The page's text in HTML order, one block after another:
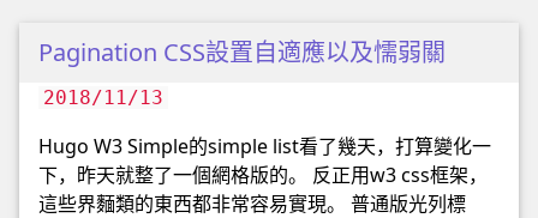
Pagination CSS設置自適應以及懦弱關
2018/11/13
Hugo W3 Simple的simple list看了幾天，打算變化一
下，昨天就整了一個網格版的。 反正用w3 css框架，
這些界麵類的東西都非常容易實現。 普通版光列標